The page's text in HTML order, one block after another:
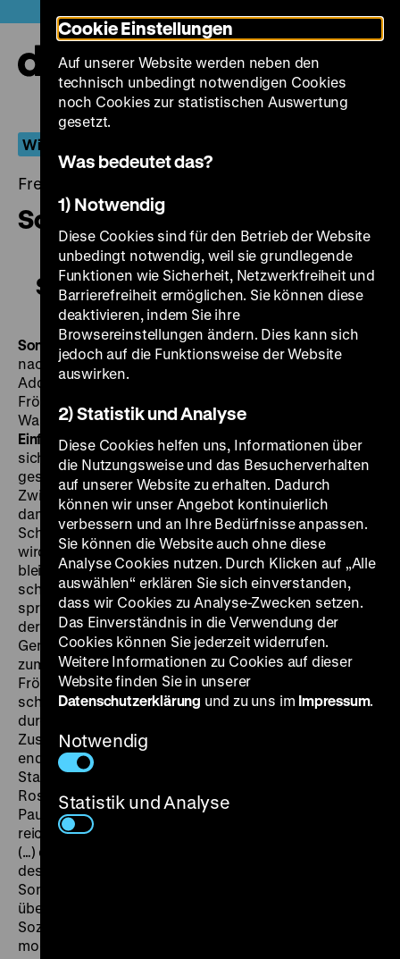
zum
Seiteninhalt
springen
Wiederentdeckt
Freitag, 06. September 2019, 18.30 - 00.00 Uhr
Sonnenstrahl
Sonnenstrahl
SonnenstrahlAT 1933, R: Paul Fejos, B: Adolf Lantz
nach einem Sujet von Boris Palotai und Paul Fejos, K:
Adolf Weith, M: Ferenc Farkas, D: Annabella, Gustav
Fröhlich, Paul Otto, Annie Rosar, Jaro Fürth, Hans Marr,
Walter Brandt, 88’· 35mm FR 06.09. um 18.30 Uhr ·
Einführung: Brigitte MayrDer Vorhang im Kino öffnet
sich. Wochenschauen künden auf der Leinwand von
gesellschaftlichen Ereignissen und gefährlichen
Zwischenfällen, von Arbeitslosigkeit weltweit – und
damit sind wir bereits in Wien, anno 1933, bei einer
Schlange Wartender, denen schließlich beschieden
wird, dass ihre Arbeitssuche für heute erfolglos
bleiben wird. Einer fasst daraufhin einen Entschluss: Er
schreibt ein paar Zeilen, will sein Leben beenden, da
springt eine junge Frau vor ihm ins kalte Wasser und
der Mann hinterher. Die fünfzig Schilling, die ihm die
Gemeinde danach für die Rettung ausbezahlt, werden
zum Startkapital umgewertet. Der Mann (Gustav
Fröhlich) und die Frau (Annabella) bleiben zusammen,
schlagen sich als Kleinstunternehmer und Tagelöhner
durch. Bis ihnen schließlich, in neuerlicher Not, der
Zusammenhalt ihrer neuen Nachbarn im Gemeindebau
endgültig die Basis gibt für einen hoffnungsvollen
Start in die Zukunft. „
Rosenfeld, eminenter Kritiker der
Paul Fejos Meisterwerk, „ist ein hoch über das Niveau
reichsdeutscher Filmproduktion emporragender Film,
(…) dessen Höhepunkte nicht vom Scheinwerferlicht
des Filmateliers sondern von einem echten
Sonnenstrahl dichterischer Gestaltungskunst
überglänzt werden.“ (17.12.1933) Eine lichte
Sozialutopie, ein Märchen von der Solidarität in den
modernen Städten, im Roten Wien. (bm)
Cookie Einstellungen
Auf unserer Website werden neben den
technisch unbedingt notwendigen Cookies
noch Cookies zur statistischen Auswertung
gesetzt.
Was bedeutet das?
1) Notwendig
Diese Cookies sind für den Betrieb der Website
unbedingt notwendig, weil sie grundlegende
Funktionen wie Sicherheit, Netzwerkfreiheit und
Barrierefreiheit ermöglichen. Sie können diese
deaktivieren, indem Sie ihre
Browsereinstellungen ändern. Dies kann sich
jedoch auf die Funktionsweise der Website
auswirken.
2) Statistik und Analyse
Diese Cookies helfen uns, Informationen über
die Nutzungsweise und das Besucherverhalten
auf unserer Website zu erhalten. Dadurch
können wir unser Angebot kontinuierlich
verbessern und an Ihre Bedürfnisse anpassen.
Sie können die Website auch ohne diese
Analyse Cookies nutzen. Durch Klicken auf „Alle
auswählen“ erklären Sie sich einverstanden,
dass wir Cookies zu Analyse-Zwecken setzen.
Das Einverständnis in die Verwendung der
Cookies können Sie jederzeit widerrufen.
Weitere Informationen zu Cookies auf dieser
Website finden Sie in unserer
Datenschutzerklärung und zu uns im Impressum.
Notwendig
Statistik und Analyse